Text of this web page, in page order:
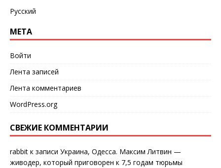
Русский
МЕТА
Войти
Лента записей
Лента комментариев
WordPress.org
СВЕЖИЕ КОММЕНТАРИИ
rabbit к записи Украина, Одесса. Максим Литвин —
живодер, который приговорен к 7,5 годам тюрьмы